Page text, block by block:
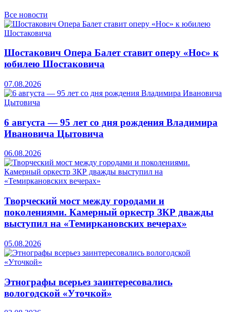
Все новости
Шостакович Опера Балет ставит оперу «Нос» к
юбилею Шостаковича
07.08.2026
6 августа — 95 лет со дня рождения Владимира
Ивановича Цытовича
06.08.2026
Творческий мост между городами и
поколениями. Камерный оркестр ЗКР дважды
выступил на «Темиркановских вечерах»
05.08.2026
Этнографы всерьез заинтересовались
вологодской «Уточкой»